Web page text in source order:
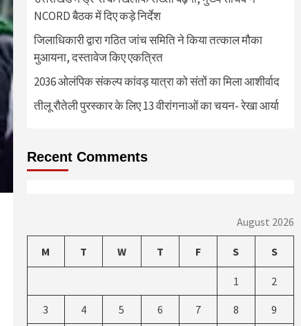
NCORD बैठक में दिए कड़े निर्देश
जिलाधिकारी द्वारा गठित जांच समिति ने किया तत्काल मौका
मुआयना, दस्तावेज किए एकत्रित
2036 ओलंपिक संकल्प कांवड़ यात्रा को संतों का मिला आशीर्वाद
तीलू रौतेली पुरस्कार के लिए 13 वीरांगनाओं का चयन- रेखा आर्या
Recent Comments
August 2026
M T W T F S S
1 2
3 4 5 6 7 8 9